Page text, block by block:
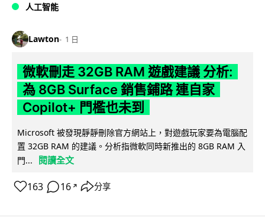
人工智能
Lawton 1 日
微軟刪走 32GB RAM 遊戲建議 分析:
為 8GB Surface 銷售鋪路 連自家
Copilot+ 門檻也未到
Microsoft 被發現靜靜刪除官方網站上，對遊戲玩家要為電腦配
置 32GB RAM 的建議。分析指微軟同時新推出的 8GB RAM 入
門...
閱讀全文
163 16 ↗ 分享